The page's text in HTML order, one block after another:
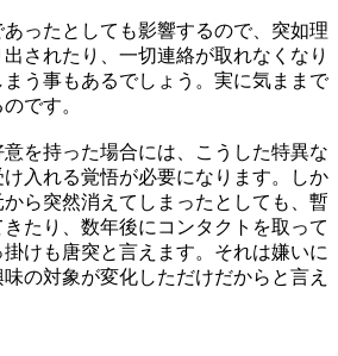
ったとしても影響するので、突如理
されたり、一切連絡が取れなくなり
う事もあるでしょう。実に気ままで
です。
を持った場合には、こうした特異な
入れる覚悟が必要になります。しか
ら突然消えてしまったとしても、暫
たり、数年後にコンタクトを取って
けも唐突と言えます。それは嫌いに
の対象が変化しただけだからと言え